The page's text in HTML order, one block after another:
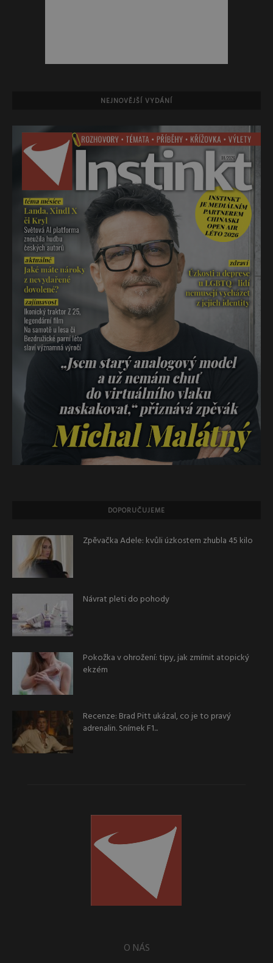
NEJNOVĚJŠÍ VYDÁNÍ
DOPORUČUJEME
Zpěvačka Adele: kvůli úzkostem zhubla 45 kilo
Návrat pleti do pohody
Pokožka v ohrožení: tipy, jak zmírnit atopický
ekzém
Recenze: Brad Pitt ukázal, co je to pravý
adrenalin. Snímek F1...
O NÁS